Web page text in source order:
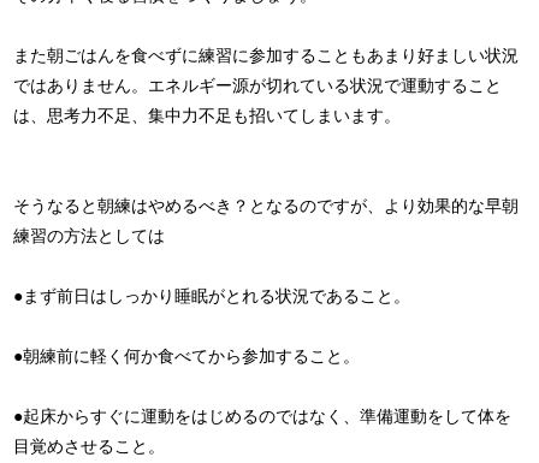
また朝ごはんを食べずに練習に参加することもあまり好ましい状況
ではありません。エネルギー源が切れている状況で運動すること
は、思考力不足、集中力不足も招いてしまいます。
そうなると朝練はやめるべき？となるのですが、より効果的な早朝
練習の方法としては
●まず前日はしっかり睡眠がとれる状況であること。
●朝練前に軽く何か食べてから参加すること。
●起床からすぐに運動をはじめるのではなく、準備運動をして体を
目覚めさせること。